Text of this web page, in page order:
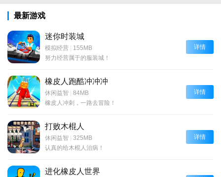
最新游戏
迷你时装城
模拟经营 | 155MB
努力经营属于的服装城！
详情
橡皮人跑酷冲冲冲
休闲益智 | 84MB
橡皮人冲刺，一路去冒险！
详情
打败木棍人
休闲益智 | 325MB
认真的给木棍人治病！
详情
进化橡皮人世界